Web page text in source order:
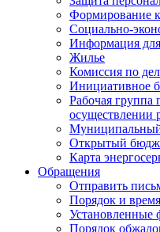
Формирование
Социально-
Информация
Жилье
Комиссия по
Инициативное
Рабочая группа
осуществлении
Открытый
Карта
Обращения
Отправить
Порядок и
Порядок